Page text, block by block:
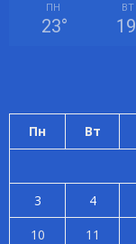
ПН
23°
ВТ
19
Пн Вт
3
4
10
11